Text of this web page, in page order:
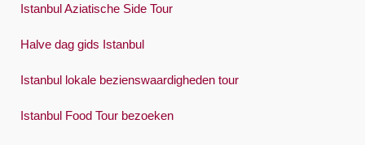
Istanbul Aziatische Side Tour
Halve dag gids Istanbul
Istanbul lokale bezienswaardigheden tour
Istanbul Food Tour bezoeken